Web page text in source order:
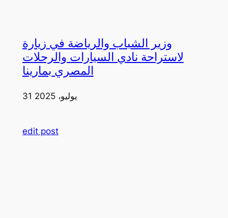
وزير الشباب والرياضة في زيارة
لاستراحة نادي السيارات والرحلات
المصري بمارينا
31 يوليو، 2025
edit post